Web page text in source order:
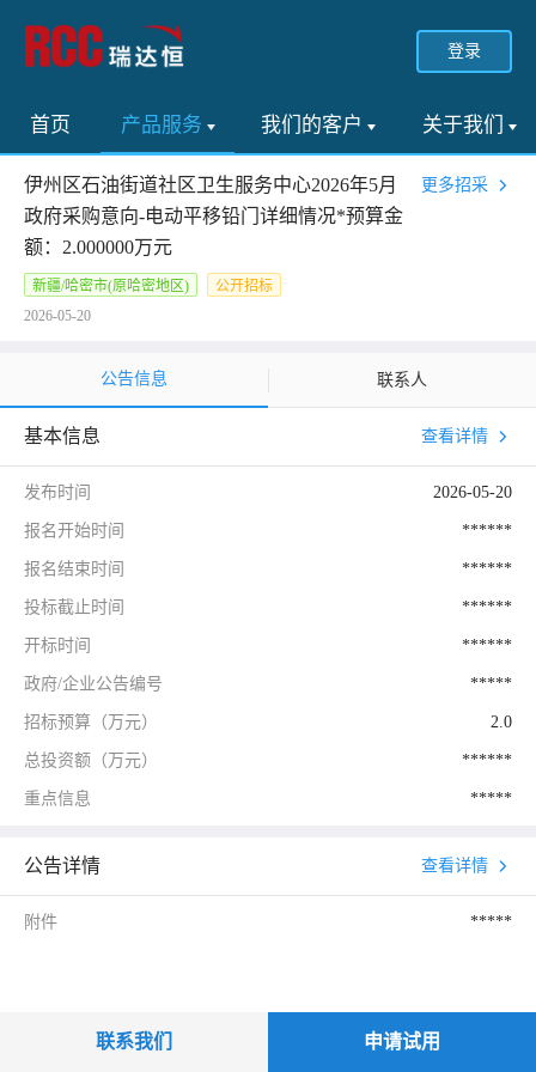
登录
首页 产品服务 我们的客户 关于我们
伊州区石油街道社区卫生服务中心2026年5月
政府采购意向-电动平移铅门详细情况*预算金
额：2.000000万元
更多招采
新疆/哈密市(原哈密地区)
公开招标
2026-05-20
公告信息 联系人
基本信息 查看详情
发布时间 2026-05-20
报名开始时间 ******
报名结束时间 ******
投标截止时间 ******
开标时间 ******
政府/企业公告编号 *****
招标预算（万元） 2.0
总投资额（万元） ******
重点信息 *****
公告详情 查看详情
附件 *****
联系我们 申请试用